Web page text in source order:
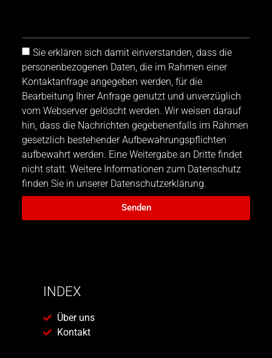
Sie erklären sich damit einverstanden, dass die
personenbezogenen Daten, die im Rahmen einer
Kontaktanfrage angegeben werden, für die
Bearbeitung Ihrer Anfrage genutzt und unverzüglich
vom Webserver gelöscht werden. Wir weisen darauf
hin, dass die Nachrichten gegebenenfalls im Rahmen
gesetzlich bestehender Aufbewahrungspflichten
aufbewahrt werden. Eine Weitergabe an Dritte findet
nicht statt. Weitere Informationen zum Datenschutz
finden Sie in unserer Datenschutzerklärung.
Senden
INDEX
Über uns
Kontakt